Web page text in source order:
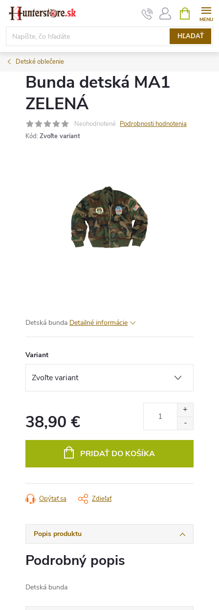
Prejsť
obsah
HĽADAŤ
KOŠÍK
Detské oblečenie
Bunda detská MA1
ZELENÁ
Neohodnotené Podrobnosti hodnotenia
Kód: Zvoľte variant
Detská bunda Detailné informácie
Variant
38,90 €
PRIDAŤ DO KOŠÍKA
Opýtať sa Zdieľať
Popis produktu
Podrobný popis
Detská bunda